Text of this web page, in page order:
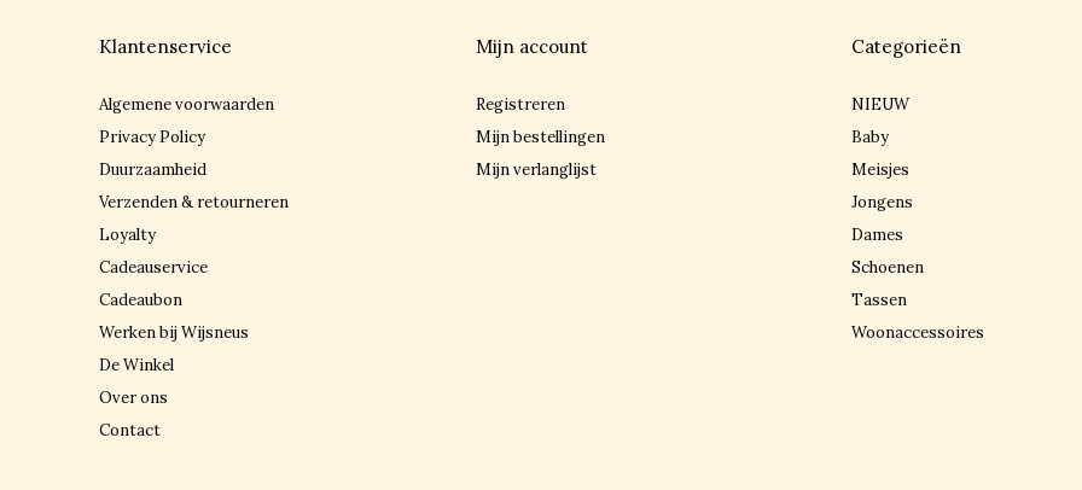
Klantenservice
Algemene voorwaarden
Privacy Policy
Duurzaamheid
Verzenden & retourneren
Loyalty
Cadeauservice
Cadeaubon
Werken bij Wijsneus
De Winkel
Over ons
Contact
Mijn account
Registreren
Mijn bestellingen
Mijn verlanglijst
Categorieën
NIEUW
Baby
Meisjes
Jongens
Dames
Schoenen
Tassen
Woonaccessoires